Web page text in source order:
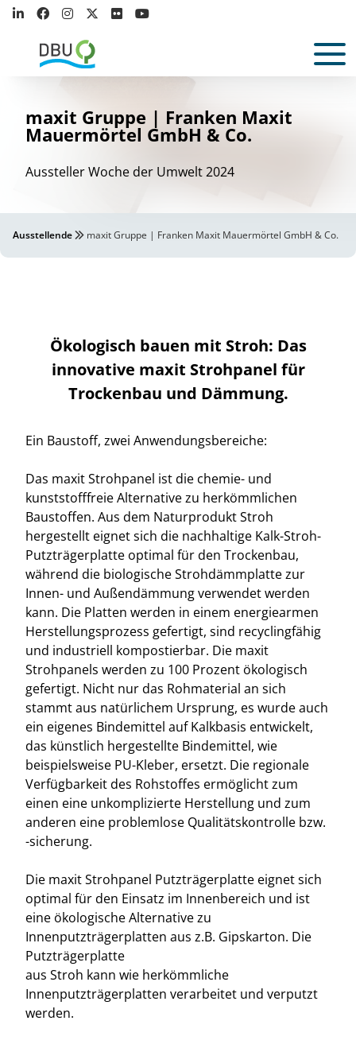
maxit Gruppe | Franken Maxit
Mauermörtel GmbH & Co.
Aussteller Woche der Umwelt 2024
Ausstellende maxit Gruppe | Franken Maxit Mauermörtel GmbH & Co.
Ökologisch bauen mit Stroh: Das
innovative maxit Strohpanel für
Trockenbau und Dämmung.
Ein Baustoff, zwei Anwendungsbereiche:
Das maxit Strohpanel ist die chemie- und
kunststofffreie Alternative zu herkömmlichen
Baustoffen. Aus dem Naturprodukt Stroh
hergestellt eignet sich die nachhaltige Kalk-Stroh-
Putzträgerplatte optimal für den Trockenbau,
während die biologische Strohdämmplatte zur
Innen- und Außendämmung verwendet werden
kann. Die Platten werden in einem energiearmen
Herstellungsprozess gefertigt, sind recyclingfähig
und industriell kompostierbar. Die maxit
Strohpanels werden zu 100 Prozent ökologisch
gefertigt. Nicht nur das Rohmaterial an sich
stammt aus natürlichem Ursprung, es wurde auch
ein eigenes Bindemittel auf Kalkbasis entwickelt,
das künstlich hergestellte Bindemittel, wie
beispielsweise PU-Kleber, ersetzt. Die regionale
Verfügbarkeit des Rohstoffes ermöglicht zum
einen eine unkomplizierte Herstellung und zum
anderen eine problemlose Qualitätskontrolle bzw.
-sicherung.
Die maxit Strohpanel Putzträgerplatte eignet sich
optimal für den Einsatz im Innenbereich und ist
eine ökologische Alternative zu
Innenputzträgerplatten aus z.B. Gipskarton. Die
Putzträgerplatte
aus Stroh kann wie herkömmliche
Innenputzträgerplatten verarbeitet und verputzt
werden.